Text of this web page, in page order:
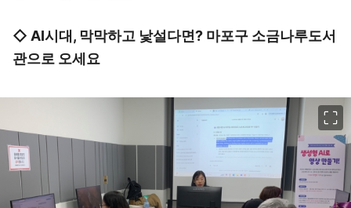
◇ AI시대, 막막하고 낯설다면? 마포구 소금나루도서
관으로 오세요